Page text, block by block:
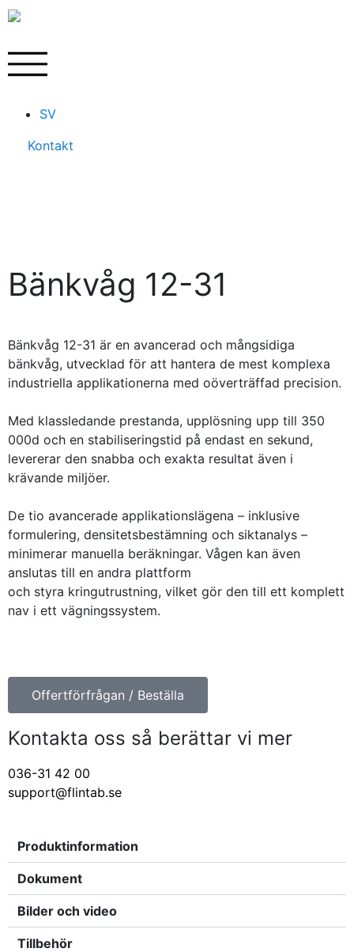
SV
Kontakt
Bänkvåg 12-31
Bänkvåg 12-31 är en avancerad och mångsidiga
bänkvåg, utvecklad för att hantera de mest komplexa
industriella applikationerna med oöverträffad precision.
Med klassledande prestanda, upplösning upp till 350
000d och en stabiliseringstid på endast en sekund,
levererar den snabba och exakta resultat även i
krävande miljöer.
De tio avancerade applikationslägena – inklusive
formulering, densitetsbestämning och siktanalys –
minimerar manuella beräkningar. Vågen kan även
anslutas till en andra plattform
och styra kringutrustning, vilket gör den till ett komplett
nav i ett vägningssystem.
Offertförfrågan / Beställa
Kontakta oss så berättar vi mer
036-31 42 00
support@flintab.se
Produktinformation
Dokument
Bilder och video
Tillbehör